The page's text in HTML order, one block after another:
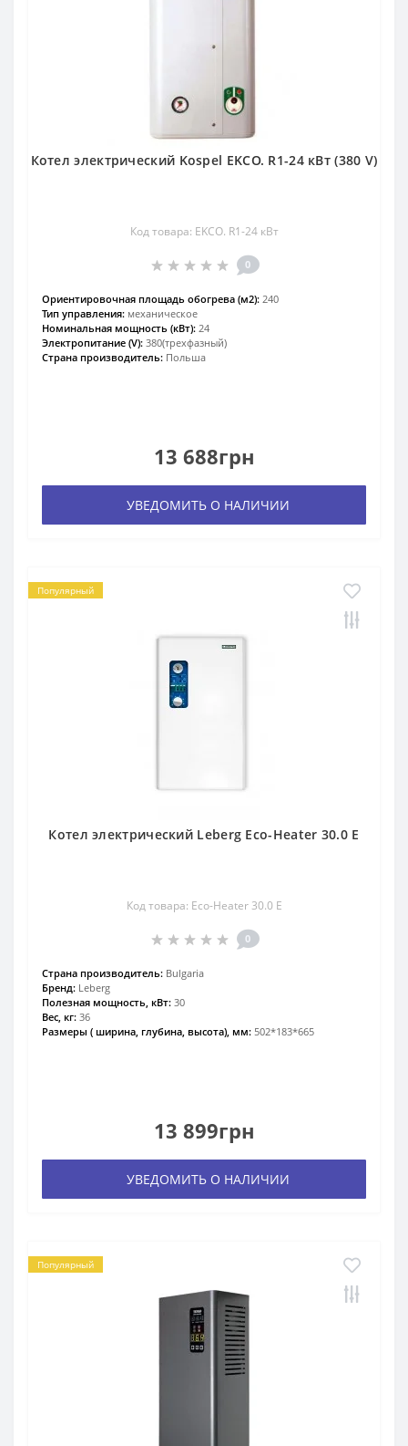
Котел электрический Kospel EKCO. R1-24 кВт (380 V)
Код товара: EKCO. R1-24 кВт
0
Ориентировочная площадь обогрева (м2): 240
Тип управления: механическое
Номинальная мощность (кВт): 24
Электропитание (V): 380(трехфазный)
Страна производитель: Польша
13 688грн
УВЕДОМИТЬ О НАЛИЧИИ
Популярный
Котел электрический Leberg Eco-Heater 30.0 E
Код товара: Eco-Heater 30.0 E
0
Страна производитель: Bulgaria
Бренд: Leberg
Полезная мощность, кВт: 30
Вес, кг: 36
Размеры ( ширина, глубина, высота), мм: 502*183*665
13 899грн
УВЕДОМИТЬ О НАЛИЧИИ
Популярный